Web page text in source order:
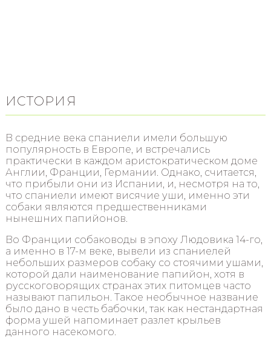
ИСТОРИЯ
В средние века спаниели имели большую
популярность в Европе, и встречались
практически в каждом аристократическом доме
Англии, Франции, Германии. Однако, считается,
что прибыли они из Испании, и, несмотря на то,
что спаниели имеют висячие уши, именно эти
собаки являются предшественниками
нынешних папийонов.
Во Франции собаководы в эпоху Людовика 14-го,
а именно в 17-м веке, вывели из спаниелей
небольших размеров собаку со стоячими ушами,
которой дали наименование папийон, хотя в
русскоговорящих странах этих питомцев часто
называют папильон. Такое необычное название
было дано в честь бабочки, так как нестандартная
форма ушей напоминает разлет крыльев
данного насекомого.